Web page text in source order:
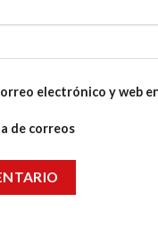
electrónico y web
de correos